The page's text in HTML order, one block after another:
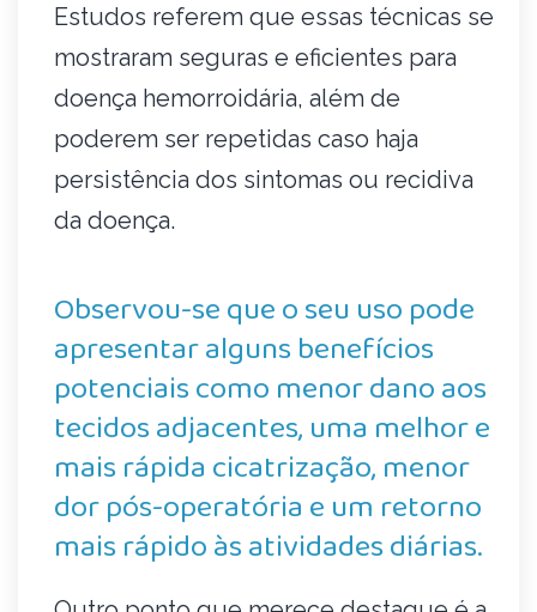
Estudos referem que essas técnicas se
mostraram seguras e eficientes para
doença hemorroidária, além de
poderem ser repetidas caso haja
persistência dos sintomas ou recidiva
da doença.
Observou-se que o seu uso pode
apresentar alguns benefícios
potenciais como menor dano aos
tecidos adjacentes, uma melhor e
mais rápida cicatrização, menor
dor pós-operatória e um retorno
mais rápido às atividades diárias.